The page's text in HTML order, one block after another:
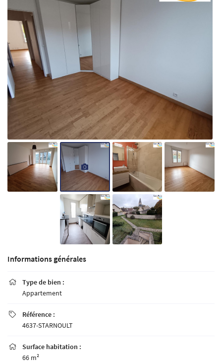
Informations générales

Type de bien :
Appartement

Référence :
4637-STARNOULT

Surface habitation :
66 m²